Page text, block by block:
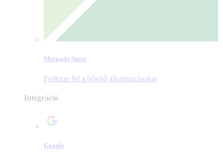
Mergado Store
Fedezze fel a bővítő alkalmazásokat
Integráció
Google